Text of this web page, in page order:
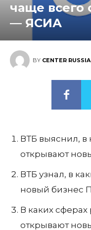
чаще
— ЯСИА
BY CENTER RUSSIA
ВТБ выяснил, в
открывают
ВТБ узнал, в
новый бизнес
В каких
открывают